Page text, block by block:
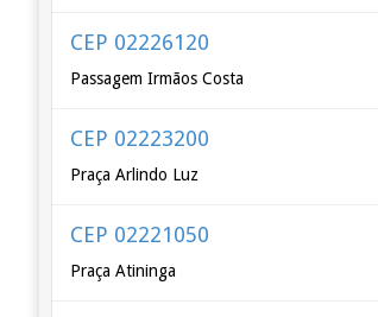
CEP 02226120
Passagem Irmãos Costa
CEP 02223200
Praça Arlindo Luz
CEP 02221050
Praça Atininga